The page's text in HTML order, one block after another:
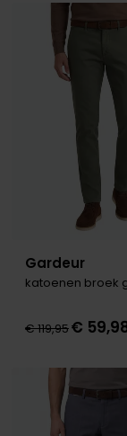
Gardeur
€ 119,95€